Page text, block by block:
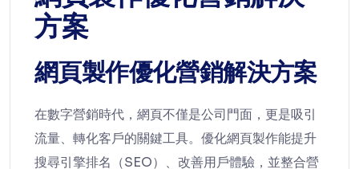
方案
網頁製作優化營銷解決方案
在數字營銷時代，網頁不僅是公司門面，更是吸引
流量、轉化客戶的關鍵工具。優化網頁製作能提升
搜尋引擎排名（SEO）、改善用戶體驗，並整合營